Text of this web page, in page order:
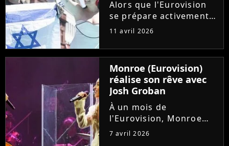
chaîne et sera...
Alors que l'Eurovision
se prépare activement
en coulisses, et que la
des favoris, l'Eurovision
Junior 2026 aussi se
dessine. Et Israël, dont
la participation fait...
11 avril 2026
Monroe (Eurovision)
réalise son rêve avec
Josh Groban
À un mois de
l'Eurovision, Monroe
concrétise déjà un rêve
7 avril 2026